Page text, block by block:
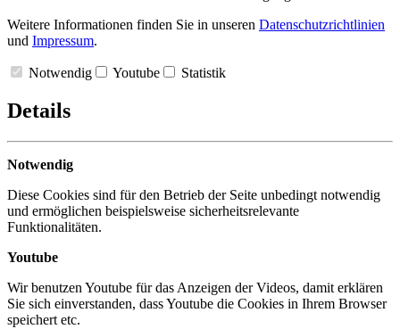
Weitere Informationen finden Sie in unseren Datenschutzrichtlinien
und Impressum.
Notwendig Youtube Statistik
Details
Notwendig
Diese Cookies sind für den Betrieb der Seite unbedingt notwendig
und ermöglichen beispielsweise sicherheitsrelevante
Funktionalitäten.
Youtube
Wir benutzen Youtube für das Anzeigen der Videos, damit erklären
Sie sich einverstanden, dass Youtube die Cookies in Ihrem Browser
speichert etc.